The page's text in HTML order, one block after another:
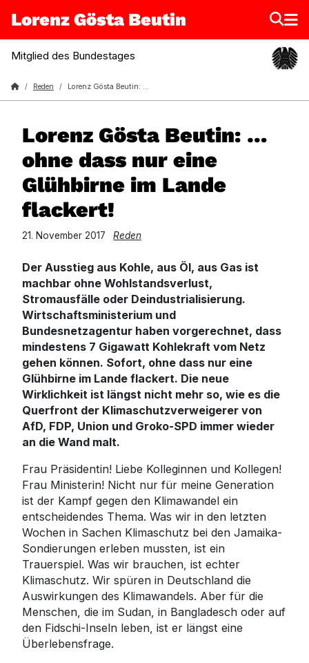
Lorenz Gösta Beutin
Mitglied des Bundestages
Lorenz Gösta Beutin
Reden Lorenz Gösta Beutin: …ohne dass nur eine Glühbirne im Lande flackert!
Lorenz Gösta Beutin: …
ohne dass nur eine
Glühbirne im Lande
flackert!
21. November 2017 Reden
Der Ausstieg aus Kohle, aus Öl, aus Gas ist
machbar ohne Wohlstandsverlust,
Stromausfälle oder Deindustrialisierung.
Wirtschaftsministerium und
Bundesnetzagentur haben vorgerechnet, dass
mindestens 7 Gigawatt Kohlekraft vom Netz
gehen können. Sofort, ohne dass nur eine
Glühbirne im Lande flackert. Die neue
Wirklichkeit ist längst nicht mehr so, wie es die
Querfront der Klimaschutzverweigerer von
AfD, FDP, Union und Groko-SPD immer wieder
an die Wand malt.
Frau Präsidentin! Liebe Kolleginnen und Kollegen!
Frau Ministerin! Nicht nur für meine Generation
ist der Kampf gegen den Klimawandel ein
entscheidendes Thema. Was wir in den letzten
Wochen in Sachen Klimaschutz bei den Jamaika-
Sondierungen erleben mussten, ist ein
Trauerspiel. Was wir brauchen, ist echter
Klimaschutz. Wir spüren in Deutschland die
Auswirkungen des Klimawandels. Aber für die
Menschen, die im Sudan, in Bangladesch oder auf
den Fidschi-Inseln leben, ist er längst eine
Überlebensfrage.